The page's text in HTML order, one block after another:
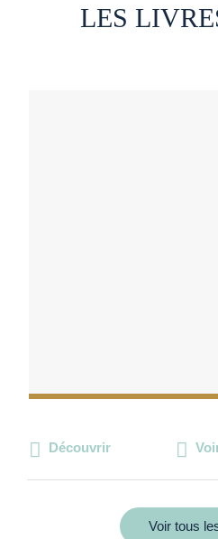
LES
Découvrir
Voir tous